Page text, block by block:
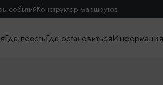
событийКонструктор маршрутов
Где поестьГде остановитьсяИнформация